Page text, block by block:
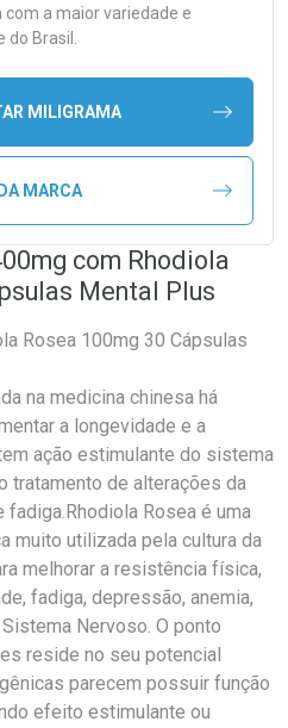
com a maior variedade e
do Brasil.
MILIGRAMA
MARCA
com Rhodiola
Mental Plus
Rosea 100mg 30 Cápsulas
na medicina chinesa há
a longevidade e a
ação estimulante do sistema
tratamento de alterações da
Rosea é uma
muito utilizada pela cultura da
melhorar a resistência física,
fadiga, depressão, anemia,
Nervoso. O ponto
reside no seu potencial
parecem possuir função
efeito estimulante ou